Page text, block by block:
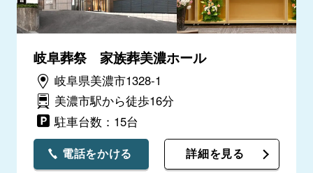
岐阜葬祭 家族葬美濃ホール
岐阜県美濃市1328-1
美濃市駅から徒歩16分
駐車台数：15台
電話をかける 詳細を見る